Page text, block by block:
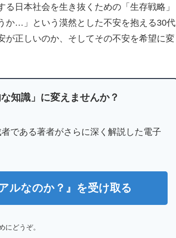
日本社会を生き抜くための「生存戦略」
か…」という漠然とした不安を抱える30代
が正しいのか、そしてその不安を希望に変
知識」に変えませんか？
である著者がさらに深く解説した電子
ルなのか？』を受け取る
にどうぞ。